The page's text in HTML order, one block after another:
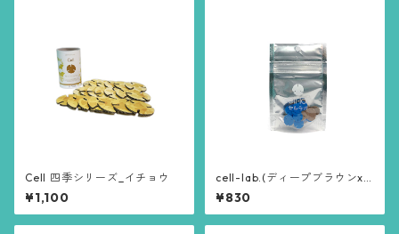
Cell 四季シリーズ_イチョウ
¥1,100
cell-lab.(ディープブラウンx
ベーシックブルー)
¥830